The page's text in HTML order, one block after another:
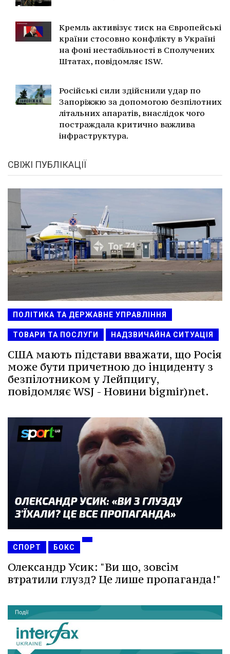
Кремль активізує тиск на Європейські
країни стосовно конфлікту в Україні
на фоні нестабільності в Сполучених
Штатах, повідомляє ISW.
Російські сили здійснили удар по
Запоріжжю за допомогою безпілотних
літальних апаратів, внаслідок чого
постраждала критично важлива
інфраструктура.
СВІЖІ ПУБЛІКАЦІЇ
ПОЛІТИКА ТА ДЕРЖАВНЕ УПРАВЛІННЯ
ТОВАРИ ТА ПОСЛУГИ НАДЗВИЧАЙНА СИТУАЦІЯ
США мають підстави вважати, що Росія
може бути причетною до інциденту з
безпілотником у Лейпцигу,
повідомляє WSJ - Новини bigmir)net.
СПОРТ БОКС
Олександр Усик: "Ви що, зовсім
втратили глузд? Це лише пропаганда!"